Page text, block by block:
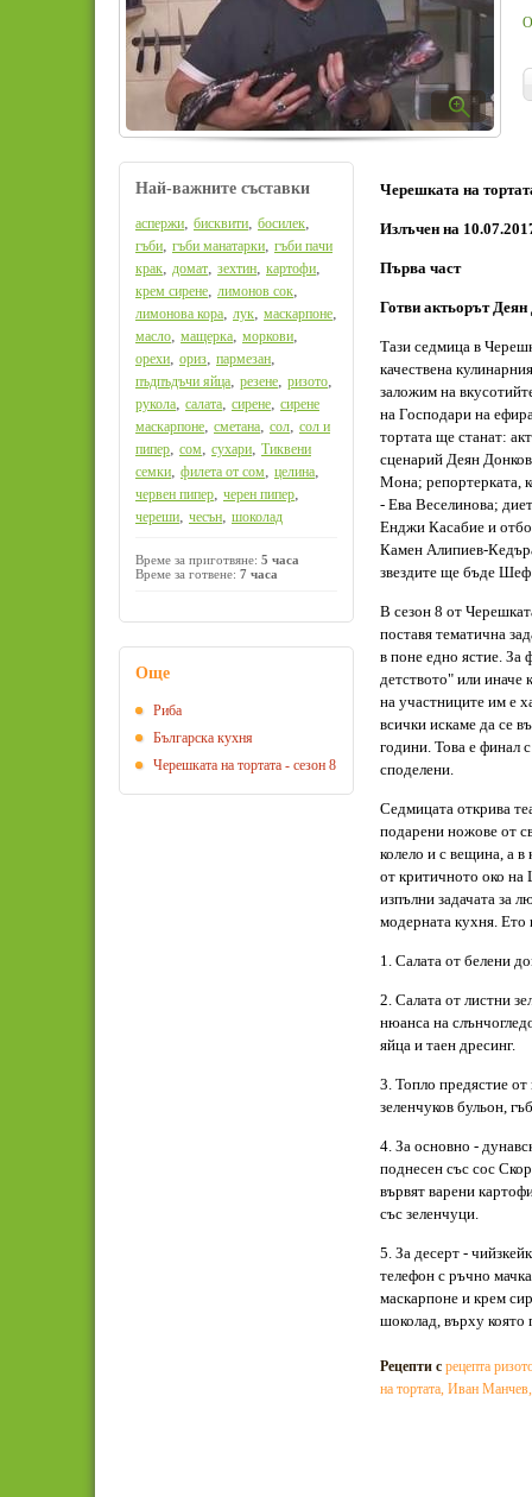
Черешката на
Излъчен на
Първа част
Готви актьорът
Тази седмица в
качествена
заложим на
на Господари на
тортата ще станат:
сценарий Деян
Мона; репортерката,
- Ева Веселинова;
Енджи Касабие и
Камен Алипиев-
звездите ще бъде
В сезон 8 от
поставя тематична
в поне едно ястие. За
детството" или иначе
на участниците им е
всички искаме да се
години. Това е финал
споделени.
Седмицата открива
подарени ножове от
колело и с вещина, а в
от критичното око
изпълни задачата за
модерната кухня. Ето
1. Салата от белени
2. Салата от листни
нюанса на
яйца и таен дресинг.
3. Топло предястие
зеленчуков бульон,
4. За основно -
поднесен със сос
вървят варени
със зеленчуци.
5. За десерт -
телефон с ръчно
маскарпоне и крем
шоколад, върху която
Рецепти с рецепта
на тортата, Иван Манчев
Най-важните съставки
аспержи, бисквити, босилек,
гъби, гъби манатарки, гъби пачи
крак, домат, зехтин, картофи,
крем сирене, лимонов сок,
лимонова кора, лук, маскарпоне,
масло, мащерка, моркови,
орехи, ориз, пармезан,
пъдпъдъчи яйца, резене, ризото,
рукола, салата, сирене, сирене
маскарпоне, сметана, сол, сол и
пипер, сом, сухари, Тиквени
семки, филета от сом, целина,
червен пипер, черен пипер,
череши, чесън, шоколад
Време за приготвяне: 5 часа
Време за готвене: 7 часа
Още
Риба
Българска кухня
Черешката на тортата - сезон 8